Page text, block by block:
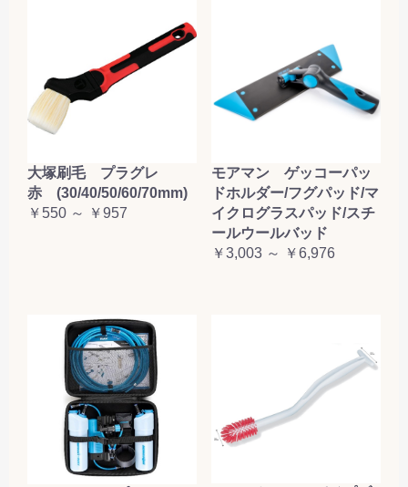
大塚刷毛 プラグレ
赤 (30/40/50/60/70mm)
￥550 ～ ￥957
モアマン ゲッコーパッ
ドホルダー/フグパッド/マ
イクログラスパッド/スチ
ールウールバッド
￥3,003 ～ ￥6,976